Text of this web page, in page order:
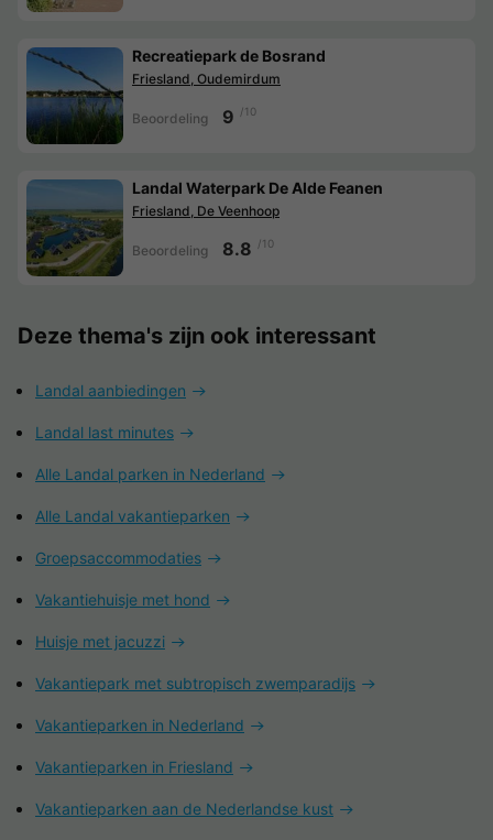
Recreatiepark de Bosrand
Friesland, Oudemirdum
Beoordeling 9 /10
Landal Waterpark De Alde Feanen
Friesland, De Veenhoop
Beoordeling 8.8 /10
Deze thema's zijn ook interessant
Landal aanbiedingen
Landal last minutes
Alle Landal parken in Nederland
Alle Landal vakantieparken
Groepsaccommodaties
Vakantiehuisje met hond
Huisje met jacuzzi
Vakantiepark met subtropisch zwemparadijs
Vakantieparken in Nederland
Vakantieparken in Friesland
Vakantieparken aan de Nederlandse kust